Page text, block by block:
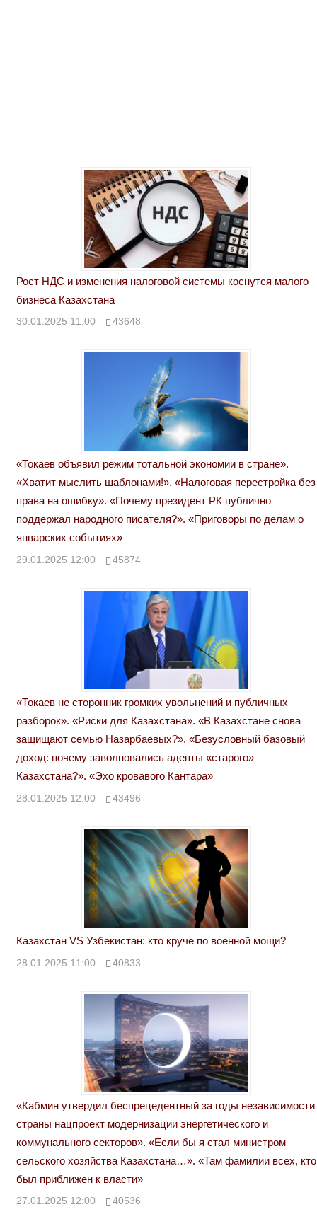
Рост НДС и изменения налоговой системы коснутся малого
бизнеса Казахстана
30.01.2025 11:00 43648
«Токаев объявил режим тотальной экономии в стране».
«Хватит мыслить шаблонами!». «Налоговая перестройка без
права на ошибку». «Почему президент РК публично
поддержал народного писателя?». «Приговоры по делам о
январских событиях»
29.01.2025 12:00 45874
«Токаев не сторонник громких увольнений и публичных
разборок». «Риски для Казахстана». «В Казахстане снова
защищают семью Назарбаевых?». «Безусловный базовый
доход: почему заволновались адепты «старого»
Казахстана?». «Эхо кровавого Кантара»
28.01.2025 12:00 43496
Казахстан VS Узбекистан: кто круче по военной мощи?
28.01.2025 11:00 40833
«Кабмин утвердил беспрецедентный за годы независимости
страны нацпроект модернизации энергетического и
коммунального секторов». «Если бы я стал министром
сельского хозяйства Казахстана…». «Там фамилии всех, кто
был приближен к власти»
27.01.2025 12:00 40536